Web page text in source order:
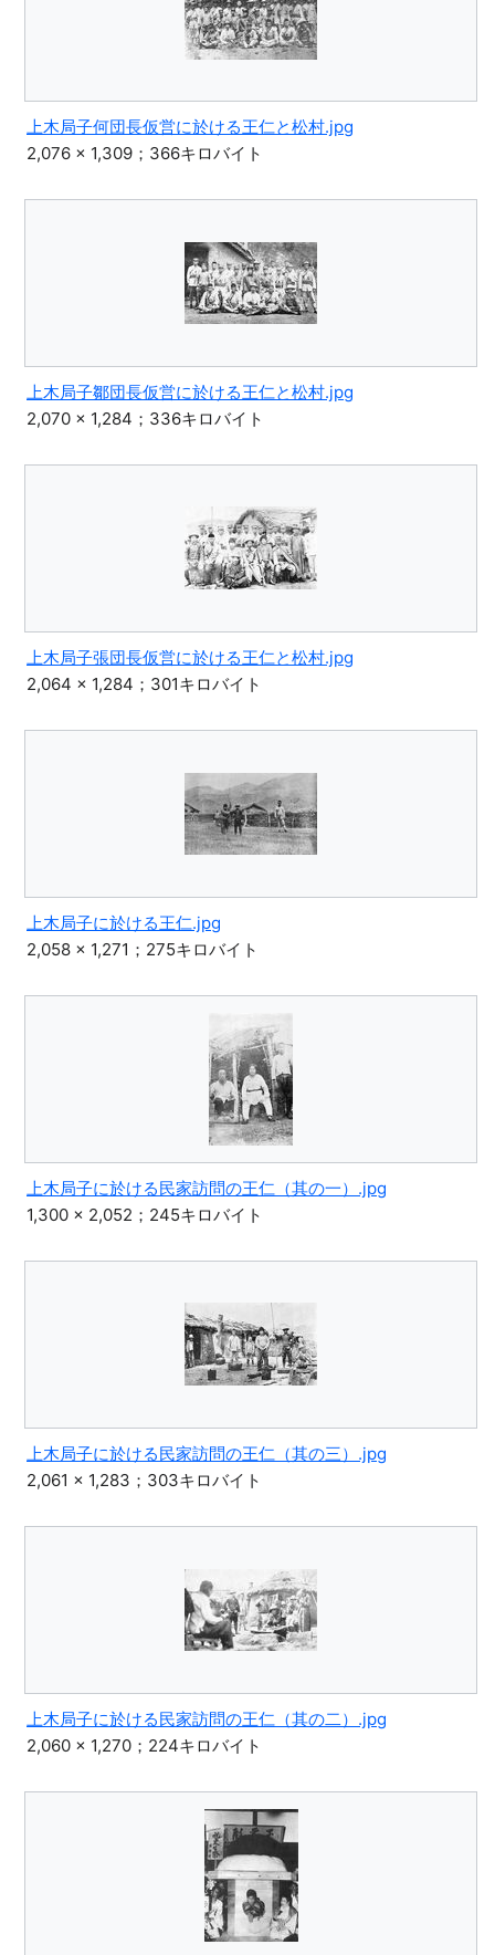
上木局子何団長仮営に於ける王仁と松村.jpg
2,076 × 1,309；366キロバイト
上木局子鄒団長仮営に於ける王仁と松村.jpg
2,070 × 1,284；336キロバイト
上木局子張団長仮営に於ける王仁と松村.jpg
2,064 × 1,284；301キロバイト
上木局子に於ける王仁.jpg
2,058 × 1,271；275キロバイト
上木局子に於ける民家訪問の王仁（其の一）.jpg
1,300 × 2,052；245キロバイト
上木局子に於ける民家訪問の王仁（其の三）.jpg
2,061 × 1,283；303キロバイト
上木局子に於ける民家訪問の王仁（其の二）.jpg
2,060 × 1,270；224キロバイト